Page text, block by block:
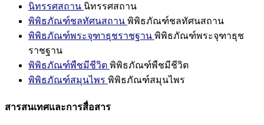
นิทรรศสถาน นิทรรศสถาน
พิพิธภัณฑ์ชลทัศนสถาน พิพิธภัณฑ์ชลทัศนสถาน
พิพิธภัณฑ์พระจุฑาธุชราชฐาน พิพิธภัณฑ์พระจุฑาธุช
ราชฐาน
พิพิธภัณฑ์พืชมีชีวิต พิพิธภัณฑ์พืชมีชีวิต
พิพิธภัณฑ์สมุนไพร พิพิธภัณฑ์สมุนไพร
สารสนเทศและการสื่อสาร